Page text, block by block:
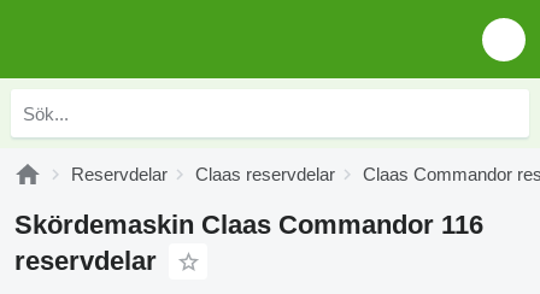
Reservdelar Claas reservdelar Claas Commandor
Skördemaskin Claas Commandor 116
reservdelar